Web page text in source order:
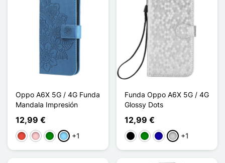
Oppo A6X 5G / 4G Funda
Mandala Impresión
12,99 €
RojoRosaVerdeAzul claro
+1
Funda Oppo A6X 5G / 4G
Glossy Dots
12,99 €
NegroVerdeAzul oscuro
Plata+1